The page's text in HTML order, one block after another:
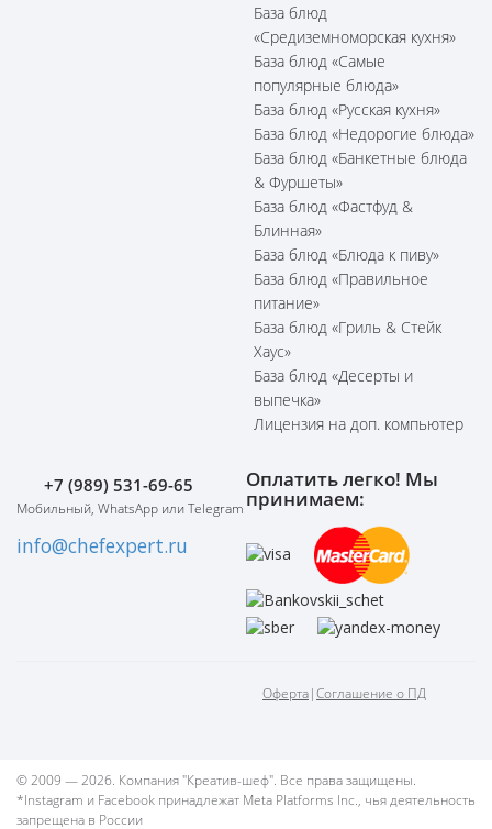
База блюд
«Средиземноморская кухня»
База блюд «Самые
популярные блюда»
База блюд «Русская кухня»
База блюд «Недорогие блюда»
База блюд «Банкетные блюда
& Фуршеты»
База блюд «Фастфуд &
Блинная»
База блюд «Блюда к пиву»
База блюд «Правильное
питание»
База блюд «Гриль & Стейк
Хаус»
База блюд «Десерты и
выпечка»
Лицензия на доп. компьютер
+7 (989) 531-69-65
Мобильный, WhatsApp или Telegram
info@chefexpert.ru
Оплатить легко! Мы
принимаем:
Оферта|Соглашение о ПД
© 2009 — 2026. Компания "Креатив-шеф". Все права защищены.
*Instagram и Facebook принадлежат Meta Platforms Inc., чья деятельность
запрещена в России